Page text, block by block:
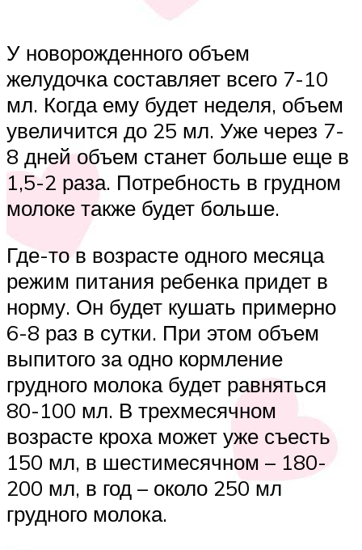
У новорожденного объем
желудочка составляет всего 7-10
мл. Когда ему будет неделя, объем
увеличится до 25 мл. Уже через 7-
8 дней объем станет больше еще в
1,5-2 раза. Потребность в грудном
молоке также будет больше.
Где-то в возрасте одного месяца
режим питания ребенка придет в
норму. Он будет кушать примерно
6-8 раз в сутки. При этом объем
выпитого за одно кормление
грудного молока будет равняться
80-100 мл. В трехмесячном
возрасте кроха может уже съесть
150 мл, в шестимесячном – 180-
200 мл, в год – около 250 мл
грудного молока.